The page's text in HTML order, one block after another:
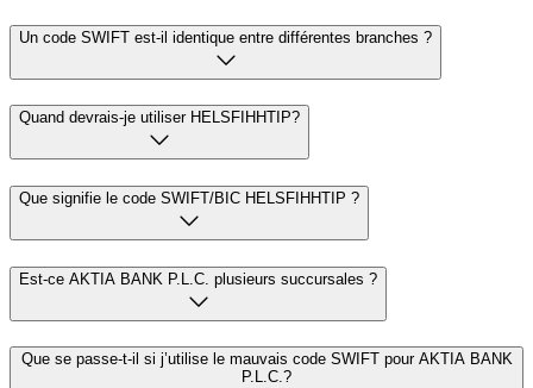
Un code SWIFT est-il identique entre différentes branches ?
Quand devrais-je utiliser HELSFIHHTIP?
Que signifie le code SWIFT/BIC HELSFIHHTIP ?
Est-ce AKTIA BANK P.L.C. plusieurs succursales ?
Que se passe-t-il si j’utilise le mauvais code SWIFT pour AKTIA BANK
P.L.C.?